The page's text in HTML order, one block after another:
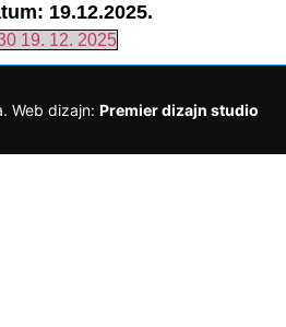
19.12.2025.
19. 12. 2025
Web dizajn: Premier dizajn studio